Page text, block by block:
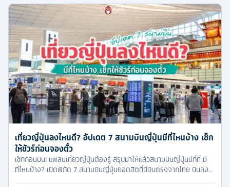
เที่ยวญี่ปุ่นลงไหนดี? อัปเดต 7 สนามบินญี่ปุ่นมีที่ไหนบ้าง เช็ก
ให้ชัวร์ก่อนจองตั๋ว
เช็กก่อนบิน! แพลนเที่ยวญี่ปุ่นต้องรู้ สรุปมาให้แล้วสนามบินญี่ปุ่นมีกี่ที่ มี
ที่ไหนบ้าง? เปิดพิกัด 7 สนามบินญี่ปุ่นยอดฮิตที่มีบินตรงจากไทย บินลง